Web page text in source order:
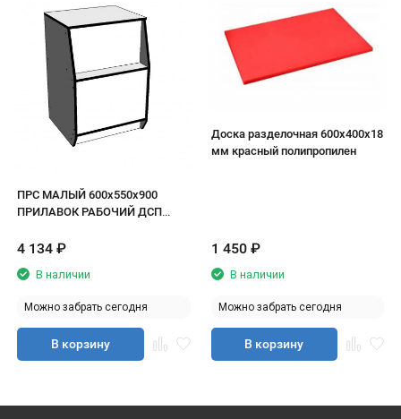
ПРС МАЛЫЙ 600х550х900
ПРИЛАВОК РАБОЧИЙ ДСП
4 134 ₽
В наличии
Можно забрать сегодня
В корзину
Доска разделочная 600х400х18
мм красный полипропилен
1 450 ₽
В наличии
Можно забрать сегодня
В корзину